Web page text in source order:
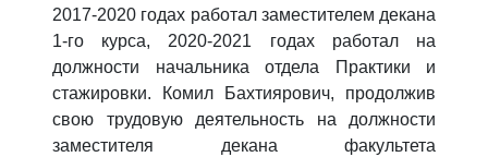
2017-2020 годах работал заместителем декана
1-го курса, 2020-2021 годах работал на
должности начальника отдела Практики и
стажировки. Комил Бахтиярович, продолжив
свою трудовую деятельность на должности
заместителя декана факультета